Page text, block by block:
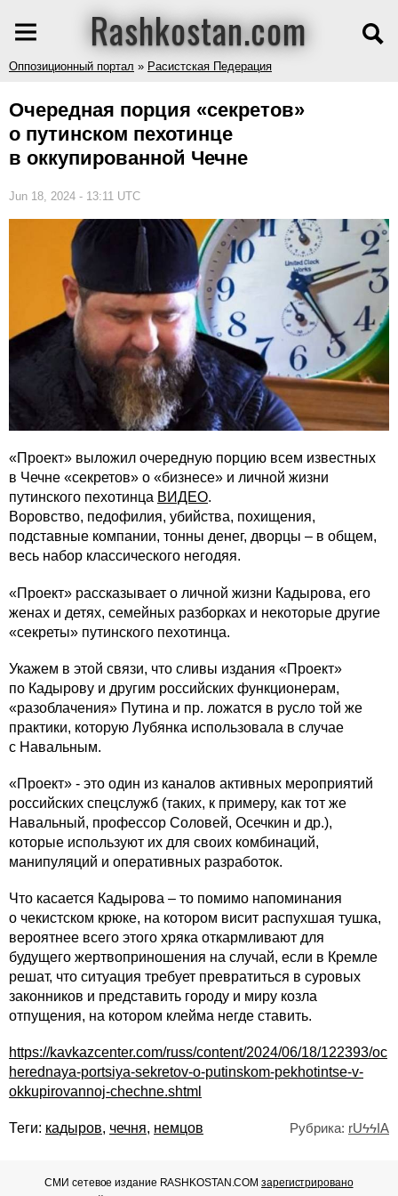
Rashkostan.com
Оппозиционный портал » Расистская Педерация
Очередная порция «секретов»
о путинском пехотинце
в оккупированной Чечне
Jun 18, 2024 - 13:11 UTC
«Проект» выложил очередную порцию всем известных
в Чечне «секретов» о «бизнесе» и личной жизни
путинского пехотинца ВИДЕО.
Воровство, педофилия, убийства, похищения,
подставные компании, тонны денег, дворцы – в общем,
весь набор классического негодяя.
«Проект» рассказывает о личной жизни Кадырова, его
женах и детях, семейных разборках и некоторые другие
«секреты» путинского пехотинца.
Укажем в этой связи, что сливы издания «Проект»
по Кадырову и другим российских функционерам,
«разоблачения» Путина и пр. ложатся в русло той же
практики, которую Лубянка использовала в случае
с Навальным.
«Проект» - это один из каналов активных мероприятий
российских спецслужб (таких, к примеру, как тот же
Навальный, профессор Соловей, Осечкин и др.),
которые используют их для своих комбинаций,
манипуляций и оперативных разработок.
Что касается Кадырова – то помимо напоминания
о чекистском крюке, на котором висит распухшая тушка,
вероятнее всего этого хряка откармливают для
будущего жертвоприношения на случай, если в Кремле
решат, что ситуация требует превратиться в суровых
законников и представить городу и миру козла
отпущения, на котором клейма негде ставить.
https://kavkazcenter.com/russ/content/2024/06/18/122393/oc
herednaya-portsiya-sekretov-o-putinskom-pekhotintse-v-
okkupirovannoj-chechne.shtml
Теги: кадыров, чечня, немцов Рубрика: rUϟϟIA
СМИ сетевое издание RASHKOSTAN.COMзарегистрировано